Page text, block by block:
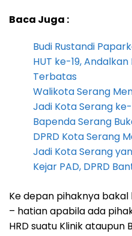
Baca Juga :
Budi Rustandi
HUT ke-19,
Terbatas
Walikota Serang
Jadi Kota Serang
Bapenda Serang
DPRD Kota Serang
Jadi Kota Serang
Kejar PAD, DPRD
Ke depan pihaknya
– hatian apabila ada
HRD suatu Klinik ataupun